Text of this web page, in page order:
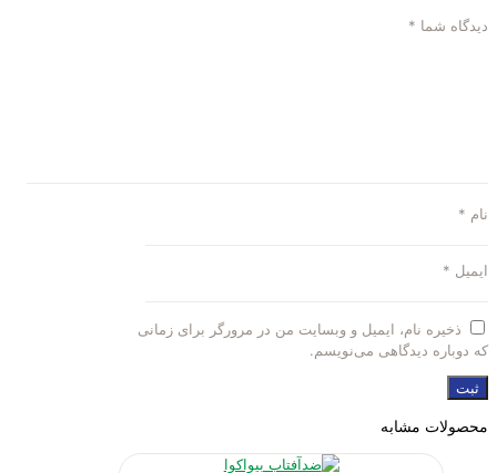
دیدگاه شما *
نام *
ایمیل *
ذخیره نام، ایمیل و وبسایت من در مرورگر برای زمانی
که دوباره دیدگاهی می‌نویسم.
محصولات مشابه